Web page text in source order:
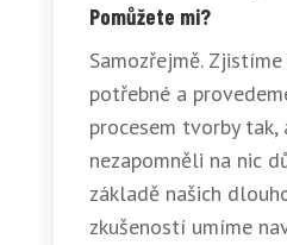
Pomůžete mi?
Samozřejmě.
potřebné a
procesem tvorby tak,
nezapomněli na nic
základě našich
zkušeností umíme